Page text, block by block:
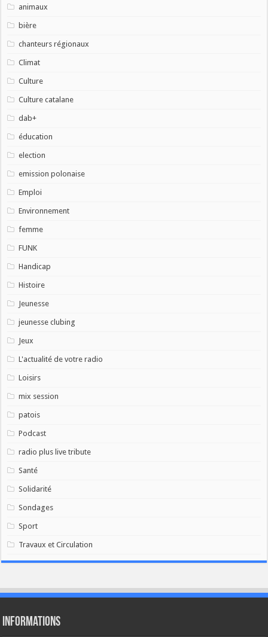
animaux
bière
chanteurs régionaux
Climat
Culture
Culture catalane
dab+
éducation
election
emission polonaise
Emploi
Environnement
femme
FUNK
Handicap
Histoire
Jeunesse
jeunesse clubing
Jeux
L'actualité de votre radio
Loisirs
mix session
patois
Podcast
radio plus live tribute
Santé
Solidarité
Sondages
Sport
Travaux et Circulation
Informations